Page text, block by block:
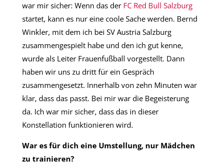
war mir sicher: Wenn das der FC Red Bull Salzburg
startet, kann es nur eine coole Sache werden. Bernd
Winkler, mit dem ich bei SV Austria Salzburg
zusammengespielt habe und den ich gut kenne,
wurde als Leiter Frauenfußball vorgestellt. Dann
haben wir uns zu dritt für ein Gespräch
zusammengesetzt. Innerhalb von zehn Minuten war
klar, dass das passt. Bei mir war die Begeisterung
da. Ich war mir sicher, dass das in dieser
Konstellation funktionieren wird.
War es für dich eine Umstellung, nur Mädchen
zu trainieren?